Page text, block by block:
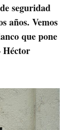
seguridad
años. Vemos
que pone
Héctor